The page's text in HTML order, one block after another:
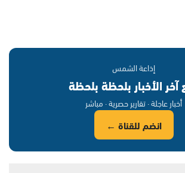
إذاعة الشمس
آخر الأخبار بلحظة بلحظة
أخبار عاجلة · تقارير حصرية · مباشر
انضم للقناة ←